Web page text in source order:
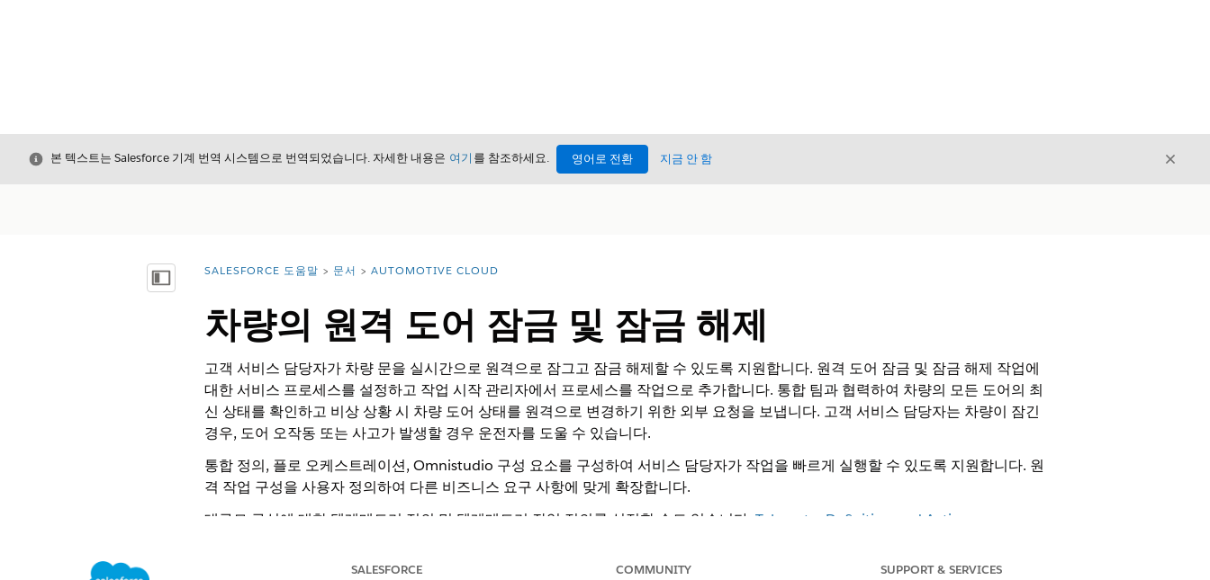
닫기본 텍스트는 Salesforce 기계 번역 시스템으로 번역되었습니다. 자세한 내용은 여기 를 참조하세요. 영어로 전환 지금 안 함 닫기
목차 표시 위치:
SALESFORCE 도움말 문서 AUTOMOTIVE CLOUD
차량의 원격 도어 잠금 및 잠금 해제
고객 서비스 담당자가 차량 문을 실시간으로 원격으로 잠그고 잠금 해제할 수 있도록 지원합니다. 원격 도어 잠금 및 잠금 해제 작업에
대한 서비스 프로세스를 설정하고 작업 시작 관리자에서 프로세스를 작업으로 추가합니다. 통합 팀과 협력하여 차량의 모든 도어의 최
신 상태를 확인하고 비상 상황 시 차량 도어 상태를 원격으로 변경하기 위한 외부 요청을 보냅니다. 고객 서비스 담당자는 차량이 잠긴
경우, 도어 오작동 또는 사고가 발생할 경우 운전자를 도울 수 있습니다.
통합 정의, 플로 오케스트레이션, Omnistudio 구성 요소를 구성하여 서비스 담당자가 작업을 빠르게 실행할 수 있도록 지원합니다. 원
격 작업 구성을 사용자 정의하여 다른 비즈니스 요구 사항에 맞게 확장합니다.
대규모 구성에 대한 텔레메트리 정의 및 텔레메트리 작업 정의를 설정할 수도 있습니다. Telemetry Definition and Action
원격 작업용 Omnistudio 구성 요소
SALESFORCE COMMUNITY SUPPORT & SERVICES